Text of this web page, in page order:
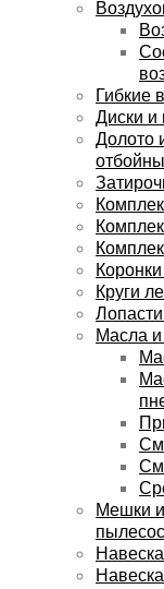
Гибкие
Диски и
Долото
Круги
Масла и
Мешки